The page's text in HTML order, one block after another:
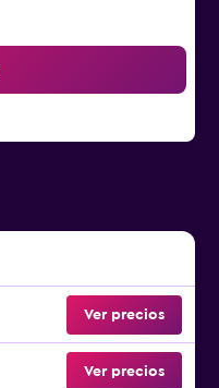
Ver precios
Ver precios